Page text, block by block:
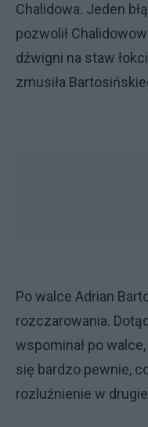
Chalidowa. Jeden
pozwolił
dźwigni na staw
zmusiła
Po walce Adrian
rozczarowania.
wspominał po
się bardzo pewnie,
rozluźnienie w